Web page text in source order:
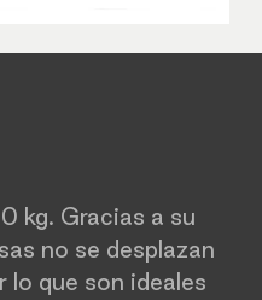
kg. Gracias a su
no se desplazan
lo que son ideales